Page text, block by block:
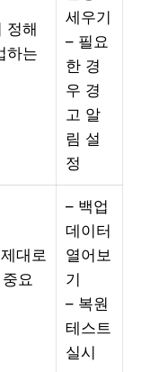
정해
하는
세우기
– 필요
한 경
우 경
고 알
림 설
정
대로
요
– 백업
데이터
열어보
기
– 복원
테스트
실시